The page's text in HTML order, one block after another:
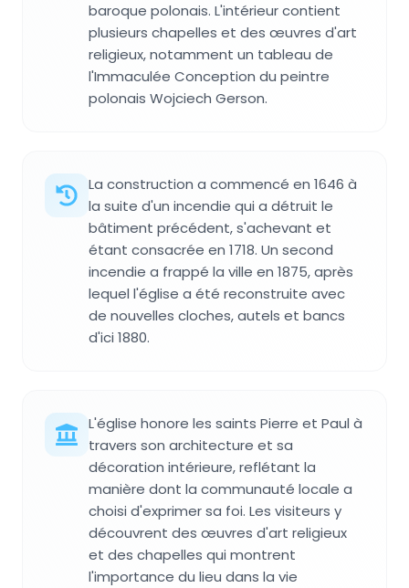
baroque polonais. L'intérieur contient
plusieurs chapelles et des œuvres d'art
religieux, notamment un tableau de
l'Immaculée Conception du peintre
polonais Wojciech Gerson.
La construction a commencé en 1646 à
la suite d'un incendie qui a détruit le
bâtiment précédent, s'achevant et
étant consacrée en 1718. Un second
incendie a frappé la ville en 1875, après
lequel l'église a été reconstruite avec
de nouvelles cloches, autels et bancs
d'ici 1880.
L'église honore les saints Pierre et Paul à
travers son architecture et sa
décoration intérieure, reflétant la
manière dont la communauté locale a
choisi d'exprimer sa foi. Les visiteurs y
découvrent des œuvres d'art religieux
et des chapelles qui montrent
l'importance du lieu dans la vie